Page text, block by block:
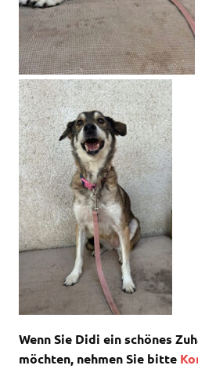
Wenn Sie Didi ein schönes
möchten, nehmen Sie bitte